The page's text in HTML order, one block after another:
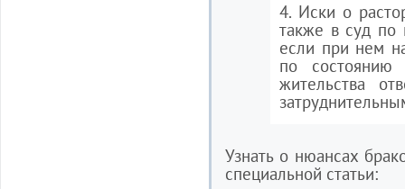
4. Иски о
также в суд по
если при нем
по
жительства
Узнать о нюансах
специальной статьи: